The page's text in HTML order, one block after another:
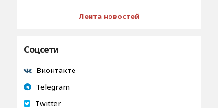
Лента новостей
Соцсети
Вконтакте
Telegram
Twitter